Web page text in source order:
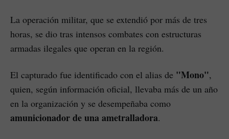
La operación militar, que se extendió por más de tres
horas, se dio tras intensos combates con estructuras
armadas ilegales que operan en la región.
El capturado fue identificado con el alias de "Mono",
quien, según información oficial, llevaba más de un año
en la organización y se desempeñaba como
amunicionador de una ametralladora.